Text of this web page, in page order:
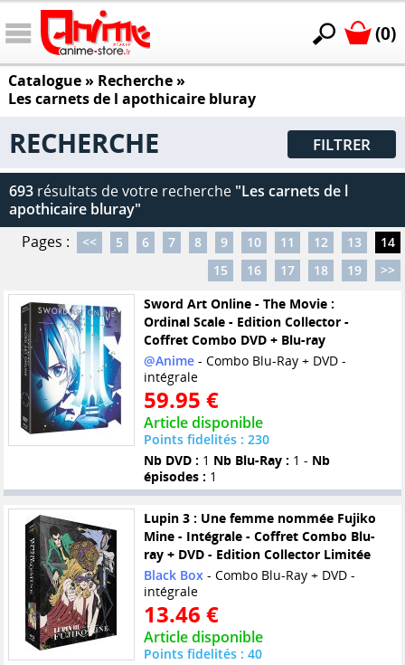
(0)
Catalogue» Recherche »
Les carnets de l apothicaire bluray
RECHERCHE FILTRER
693 résultats de votre recherche "Les carnets de l
apothicaire bluray"
Pages :
<< 5 6 7 8 9 10 11 12 13
14
15
16 17 18 19
>>
Sword Art Online - The Movie :
Ordinal Scale - Edition Collector -
Coffret Combo DVD + Blu-ray
@Anime- Combo Blu-Ray + DVD -
intégrale
59.95 €
Article disponible
Points fidelités : 230
Nb DVD : 1 Nb Blu-Ray : 1 - Nb
épisodes : 1
Lupin 3 : Une femme nommée Fujiko
Mine - Intégrale - Coffret Combo Blu-
ray + DVD - Edition Collector Limitée
Black Box- Combo Blu-Ray + DVD -
intégrale
13.46 €
Article disponible
Points fidelités : 40